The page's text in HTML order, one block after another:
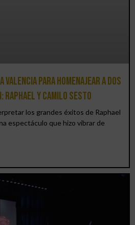
Valencia para homenajear a dos
y Camilo Sesto
los grandes éxitos de Raphael
espectáculo que hizo vibrar de